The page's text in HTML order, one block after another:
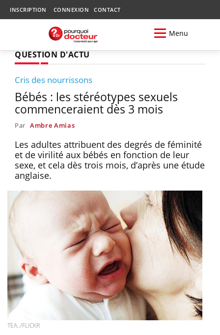
INSCRIPTION CONNEXION CONTACT
Menu
QUESTION D'ACTU
Cris des nourrissons
Bébés : les stéréotypes sexuels
commenceraient dès 3 mois
Par Ambre Amias
Les adultes attribuent des degrés de féminité
et de virilité aux bébés en fonction de leur
sexe, et cela dès trois mois, d’après une étude
anglaise.
TEA../FLICKR